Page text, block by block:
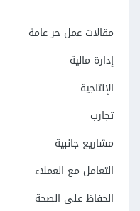
مقالات عمل حر عامة
إدارة مالية
الإنتاجية
تجارب
مشاريع جانبية
التعامل مع العملاء
الحفاظ على الصحة